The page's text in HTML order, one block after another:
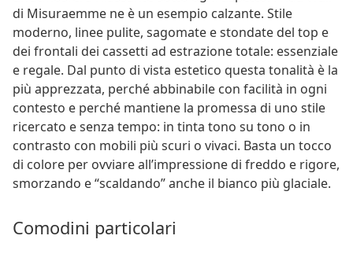
di Misuraemme ne è un esempio calzante. Stile
moderno, linee pulite, sagomate e stondate del top e
dei frontali dei cassetti ad estrazione totale: essenziale
e regale. Dal punto di vista estetico questa tonalità è la
più apprezzata, perché abbinabile con facilità in ogni
contesto e perché mantiene la promessa di uno stile
ricercato e senza tempo: in tinta tono su tono o in
contrasto con mobili più scuri o vivaci. Basta un tocco
di colore per ovviare all’impressione di freddo e rigore,
smorzando e “scaldando” anche il bianco più glaciale.
Comodini particolari